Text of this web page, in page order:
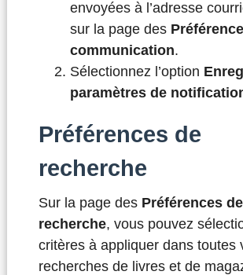
envoyées à l’adresse
sur la page des
communication.
Sélectionnez l’option
paramètres de
Préférences de
recherche
Sur la page des Préférences de
recherche, vous pouvez
critères à appliquer dans toutes
recherches de livres et de